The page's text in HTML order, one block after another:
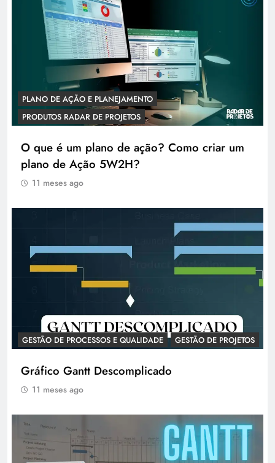
PLANO DE AÇÃO E PLANEJAMENTO
PRODUTOS RADAR DE PROJETOS
O que é um plano de ação? Como criar um
plano de Ação 5W2H?
11 meses ago
GESTÃO DE PROCESSOS E QUALIDADE GESTÃO DE PROJETOS
Gráfico Gantt Descomplicado
11 meses ago